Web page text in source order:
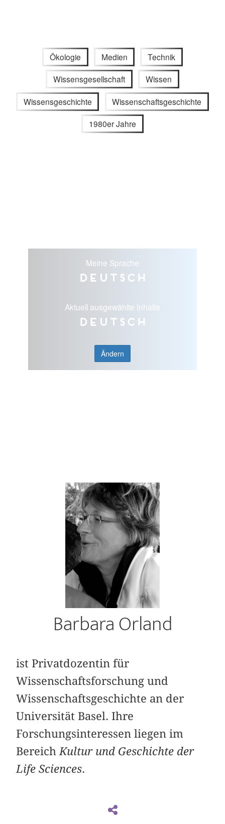
Ökologie Medien Technik
Wissensgesellschaft Wissen
Wissensgeschichte Wissenschaftsgeschichte
1980er Jahre
Meine Sprache
Deutsch
Aktuell ausgewählte Inhalte
Deutsch
Ändern
Barbara Orland
ist Privatdozentin für
Wissenschaftsforschung und
Wissenschaftsgeschichte an der
Universität Basel. Ihre
Forschungsinteressen liegen im
BereichKultur und Geschichte der
Life Sciences.